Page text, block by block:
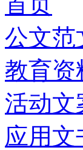
公文范
教育资
活动文
应用文